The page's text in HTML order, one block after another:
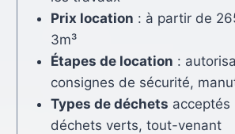
Prix location : à partir de
3m³
Étapes de location :
consignes de sécurité,
Types de déchets acceptés
déchets verts, tout-venant